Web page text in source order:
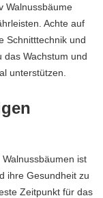
Walnussbäume
Achte auf
Schnitttechnik und
das Wachstum und
unterstützen.
ist
ihre Gesundheit zu
Zeitpunkt für das